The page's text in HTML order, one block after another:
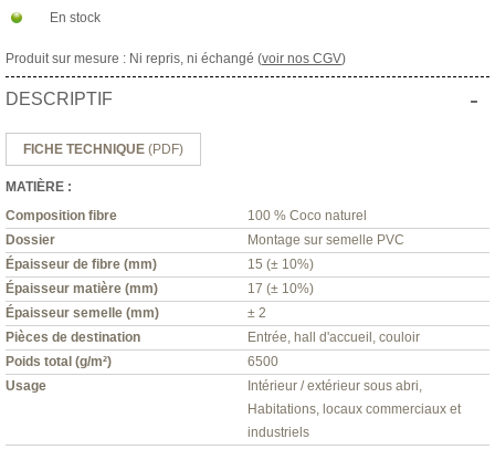
En stock
Produit sur mesure : Ni repris, ni échangé (voir nos CGV)
DESCRIPTIF -
FICHE TECHNIQUE (PDF)
MATIÈRE :
Composition fibre
100 % Coco naturel
Dossier
Montage sur semelle PVC
Épaisseur de fibre (mm)
15 (± 10%)
Épaisseur matière (mm)
17 (± 10%)
Épaisseur semelle (mm)
± 2
Pièces de destination
Entrée, hall d'accueil, couloir
Poids total (g/m²)
6500
Usage
Intérieur / extérieur sous abri,
Habitations, locaux commerciaux et
industriels